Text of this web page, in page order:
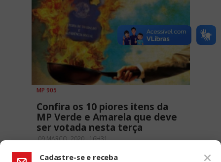
MP 905
Confira os 10 piores itens da
MP Verde e Amarela que deve
ser votada nesta terça
09 MARÇO, 2020 - 16H31
Cadastre-se e receba